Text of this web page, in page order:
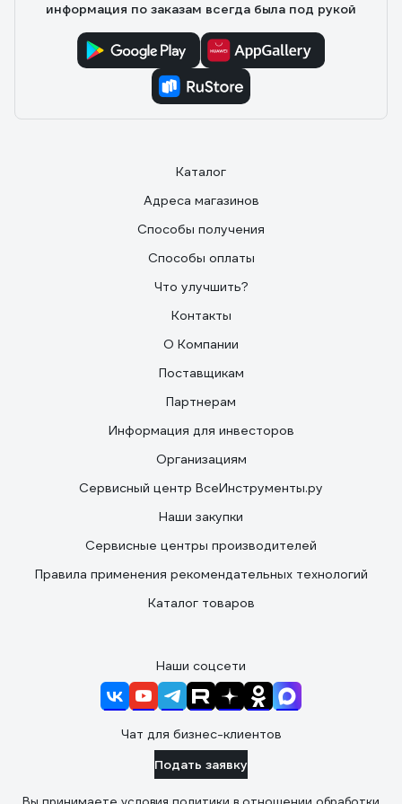
информация по заказам всегда была под рукой
Каталог
Адреса магазинов
Способы получения
Способы оплаты
Что улучшить?
Контакты
О Компании
Поставщикам
Партнерам
Информация для инвесторов
Организациям
Сервисный центр ВсеИнструменты.ру
Наши закупки
Сервисные центры производителей
Правила применения рекомендательных технологий
Каталог товаров
Наши соцсети
Чат для бизнес-клиентов
Подать заявку